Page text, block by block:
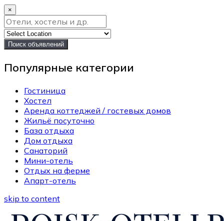
×
Поиск объявлений
Популярные категории
Гостиница
Хостел
Аренда коттеджей / гостевых домов
Жильё посуточно
База отдыха
Дом отдыха
Санаторий
Мини-отель
Отдых на ферме
Апарт-отель
skip to content